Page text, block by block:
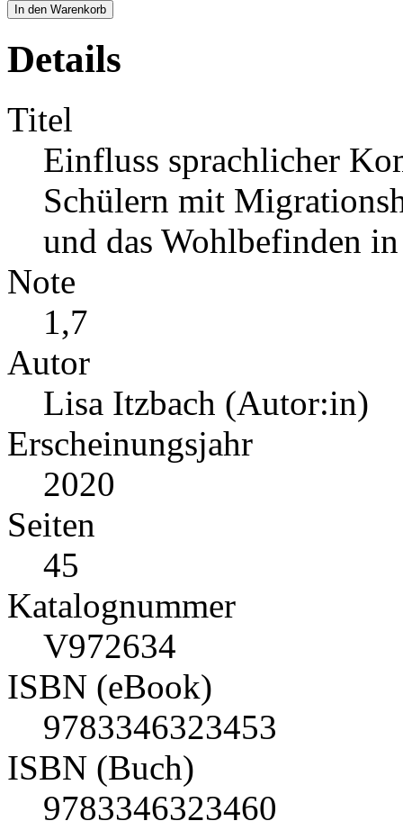
In den Warenkorb
Details
Titel
Einfluss sprachlicher
Schülern mit
und das Wohlbefinden
Note
1,7
Autor
Lisa Itzbach (Autor:in)
Erscheinungsjahr
2020
Seiten
45
Katalognummer
V972634
ISBN (eBook)
9783346323453
ISBN (Buch)
9783346323460